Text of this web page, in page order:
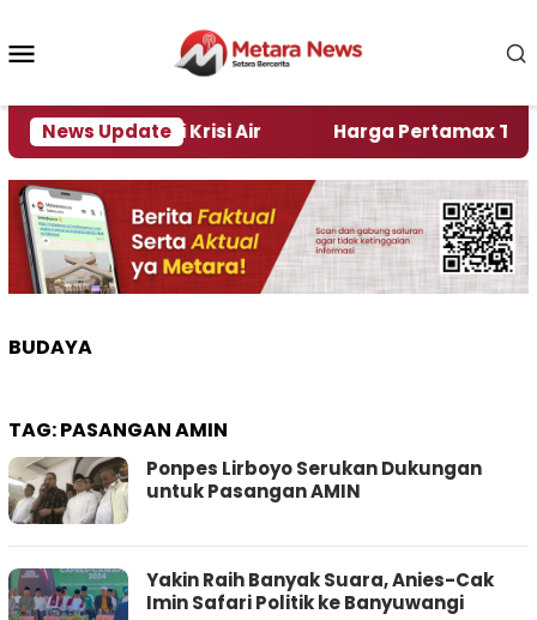
konten
News Update
Alami Krisi Air Harga Pertamax Turun
BUDAYA
TAG:PASANGAN AMIN
Ponpes Lirboyo Serukan Dukungan
untuk Pasangan AMIN
Yakin Raih Banyak Suara, Anies-Cak
Imin Safari Politik ke Banyuwangi